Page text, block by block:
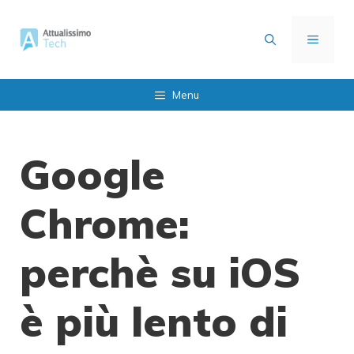
contenuto
MENU
Menu
Google
Chrome:
perchè su iOS
è più lento di